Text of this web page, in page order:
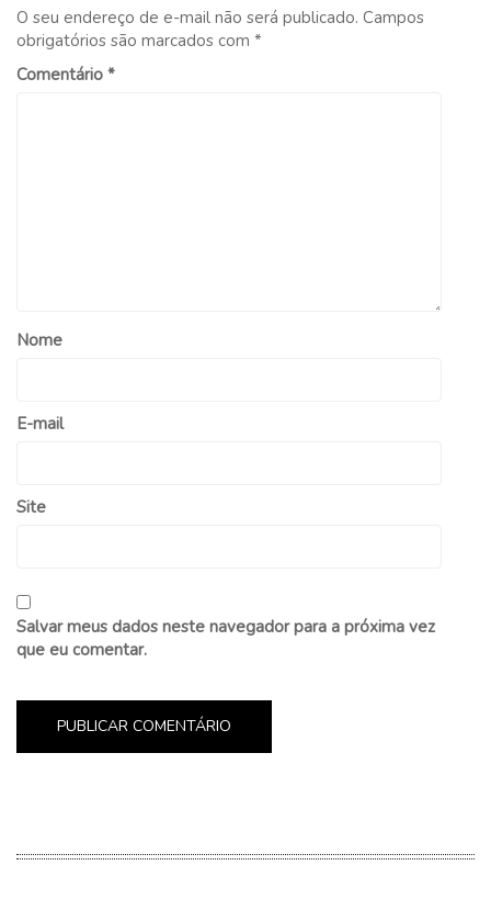
O seu endereço de e-mail não será publicado. Campos
obrigatórios são marcados com *
Comentário *
Nome
E-mail
Site
Salvar meus dados neste navegador para a próxima vez
que eu comentar.